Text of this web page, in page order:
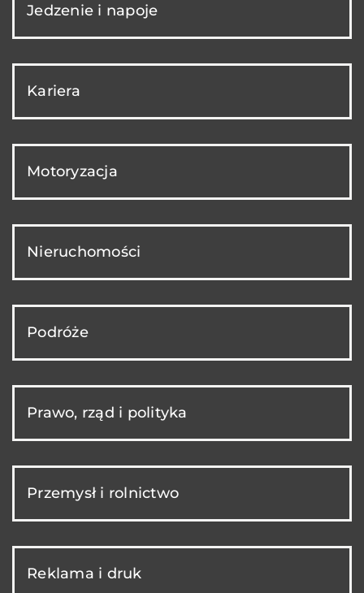
Jedzenie i napoje
Kariera
Motoryzacja
Nieruchomości
Podróże
Prawo, rząd i polityka
Przemysł i rolnictwo
Reklama i druk